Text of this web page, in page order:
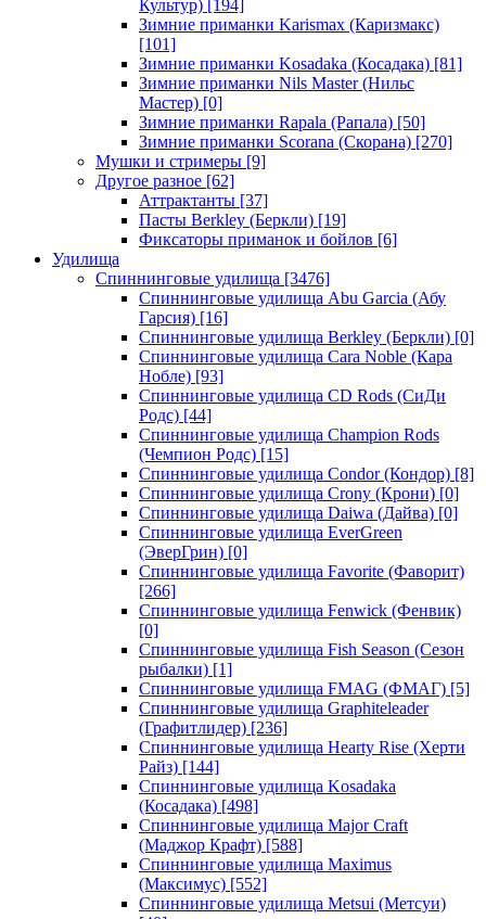
Культур) [194]
Зимние приманки Karismax (Каризмакс)
[101]
Зимние приманки Kosadaka (Косадака) [81]
Зимние приманки Nils Master (Нильс
Мастер) [0]
Зимние приманки Rapala (Рапала) [50]
Зимние приманки Scorana (Скорана) [270]
Мушки и стримеры [9]
Другое разное [62]
Аттрактанты [37]
Пасты Berkley (Беркли) [19]
Фиксаторы приманок и бойлов [6]
Удилища
Спиннинговые удилища [3476]
Спиннинговые удилища Abu Garcia (Абу
Гарсия) [16]
Спиннинговые удилища Berkley (Беркли) [0]
Спиннинговые удилища Cara Noble (Кара
Нобле) [93]
Спиннинговые удилища CD Rods (СиДи
Родс) [44]
Спиннинговые удилища Champion Rods
(Чемпион Родс) [15]
Спиннинговые удилища Condor (Кондор) [8]
Спиннинговые удилища Crony (Крони) [0]
Спиннинговые удилища Daiwa (Дайва) [0]
Спиннинговые удилища EverGreen
(ЭверГрин) [0]
Спиннинговые удилища Favorite (Фаворит)
[266]
Спиннинговые удилища Fenwick (Фенвик)
[0]
Спиннинговые удилища Fish Season (Сезон
рыбалки) [1]
Спиннинговые удилища FMAG (ФМАГ) [5]
Спиннинговые удилища Graphiteleader
(Графитлидер) [236]
Спиннинговые удилища Hearty Rise (Херти
Райз) [144]
Спиннинговые удилища Kosadaka
(Косадака) [498]
Спиннинговые удилища Major Craft
(Маджор Крафт) [588]
Спиннинговые удилища Maximus
(Максимус) [552]
Спиннинговые удилища Metsui (Метсуи)